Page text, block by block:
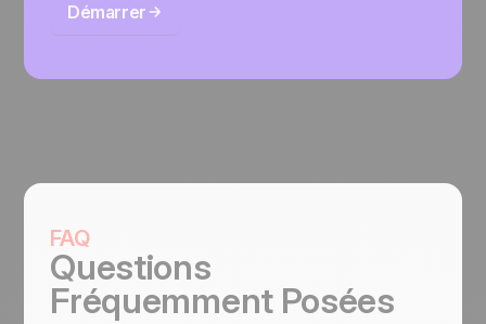
Démarrer
FAQ
Questions
Fréquemment Posées